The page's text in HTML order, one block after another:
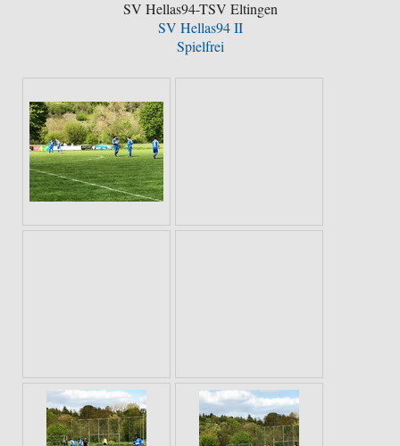
SV Hellas94-TSV Eltingen
SV Hellas94 II
Spielfrei